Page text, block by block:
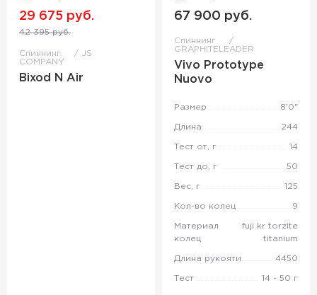
29 675 руб.
42 395 руб.
Спиннинг
JS
COMPANY
Bixod N Air
67 900 руб.
Спиннинг
GRAPHITELEADER
Vivo Prototype
Nuovo
Размер 8'0"
Длина 244
Тест от, г 14
Тест до, г 50
Вес, г 125
Кол-во колец 9
Материал
колец
fuji kr torzite
titanium
Длина рукояти 4450
Тест 14 - 50 г